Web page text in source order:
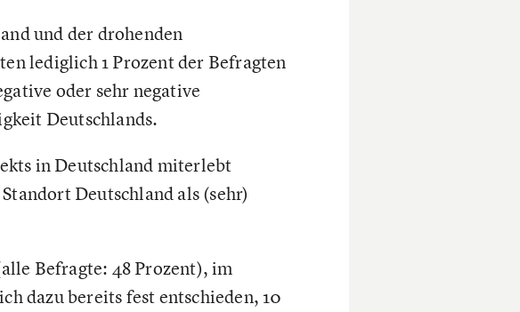
und der drohenden
lediglich 1 Prozent der Befragten
oder sehr negative
Deutschlands.
in Deutschland miterlebt
Deutschland als (sehr)
Befragte: 48 Prozent), im
dazu bereits fest entschieden, 10